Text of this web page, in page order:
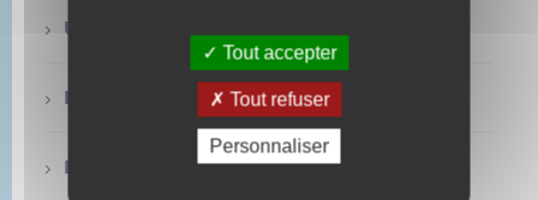
Urbanisme
Location de salle
Déchets
Tout accepter
Tout refuser
Personnaliser